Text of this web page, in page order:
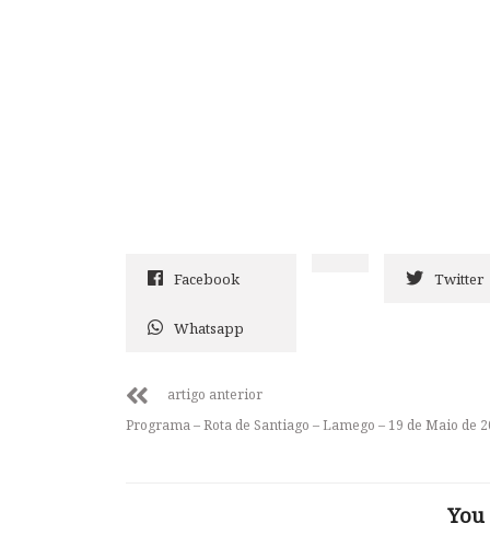
Facebook Twitter
Whatsapp
artigo anterior
Programa – Rota de Santiago – Lamego – 19 de Maio de